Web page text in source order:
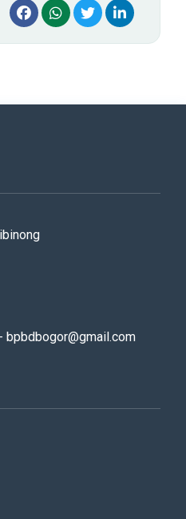
bpbdbogor@gmail.com